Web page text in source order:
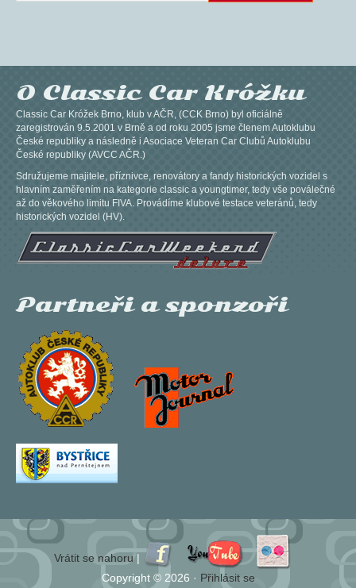
O Classic Car Króžku
Classic Car Króžek Brno, klub v AČR, (CCK Brno) byl oficiálně
zaregistrován 9.5.2001 v Brně a od roku 2005 jsme členem Autoklubu
České republiky a následně i Asociace Veteran Car Clubů Autoklubu
České republiky (AVCC AČR.)
Sdružujeme majitele, příznivce, renovátory a fandy historických vozidel s
hlavním zaměřením na kategorie classic a youngtimer, tedy vše poválečné
až do věkového limitu FIVA. Provádíme klubové testace veteránů, tedy
historických vozidel (HV).
Partneři a sponzoři
Vrátit se nahoru |
Copyright © 2026 · Přihlásit se